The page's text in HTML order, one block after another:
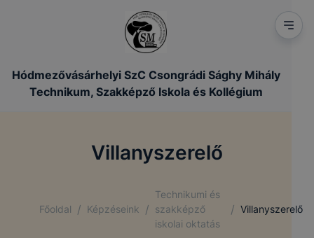
Hódmezővásárhelyi SzC Csongrádi Sághy Mihály
Technikum, Szakképző Iskola és Kollégium
Villanyszerelő
Főoldal / Képzéseink /
Technikumi és
szakképző
iskolai oktatás
/ Villanyszerelő